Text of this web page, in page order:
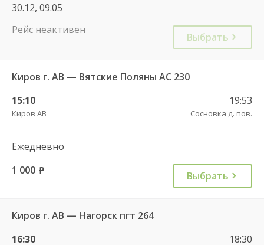
30.12, 09.05
Рейс неактивен
Выбрать
Киров г. АВ — Вятские Поляны АС 230
15:10
Киров АВ
19:53
Сосновка д. пов.
Ежедневно
1 000 руб. Выбрать
Киров г. АВ — Нагорск пгт 264
16:30
18:30